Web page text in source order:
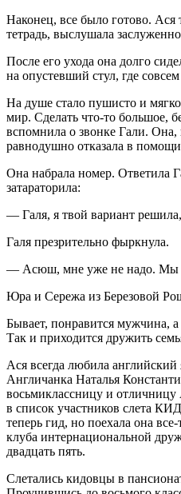
Наконец, все было готово.
тетрадь, выслушала
После его ухода она долго
на опустевший стул, где
На душе стало пушисто и
мир. Сделать что-то большое,
вспомнила о звонке Гали. Она,
равнодушно отказала в
Она набрала номер. Ответила
затараторила:
— Галя, я твой вариант
Галя презрительно фыркнула.
— Асюш, мне уже не надо. Мы
Юра и Сережа из Березовой
Бывает, понравится мужчина, а
Так и приходится дружить
Ася всегда любила английский
Англичанка Наталья
восьмиклассницу и
в список участников слета
теперь гид, но поехала она
клуба интернациональной
двадцать пять.
Слетались кидовцы в